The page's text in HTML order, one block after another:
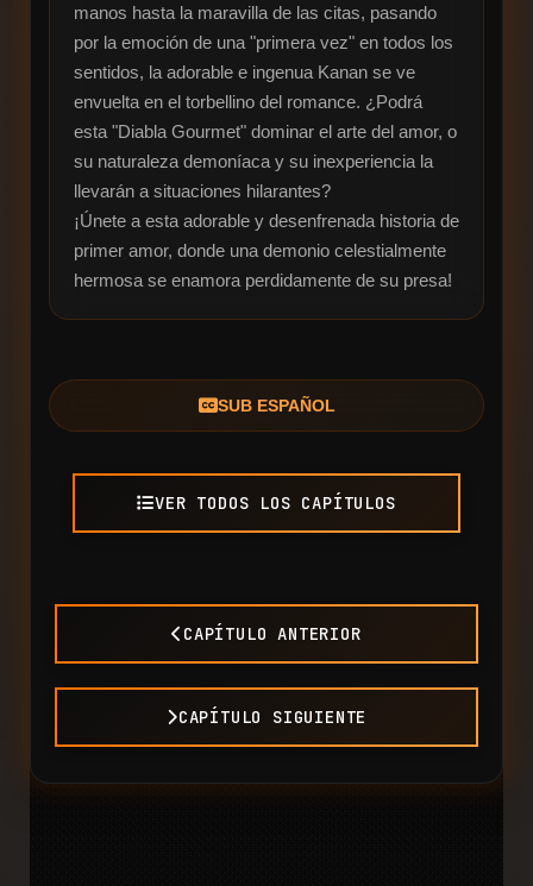
manos hasta la maravilla de las citas, pasando
por la emoción de una "primera vez" en todos los
sentidos, la adorable e ingenua Kanan se ve
envuelta en el torbellino del romance. ¿Podrá
esta "Diabla Gourmet" dominar el arte del amor, o
su naturaleza demoníaca y su inexperiencia la
llevarán a situaciones hilarantes?
¡Únete a esta adorable y desenfrenada historia de
primer amor, donde una demonio celestialmente
hermosa se enamora perdidamente de su presa!
SUB ESPAÑOL
VER TODOS LOS CAPÍTULOS
CAPÍTULO ANTERIOR
CAPÍTULO SIGUIENTE